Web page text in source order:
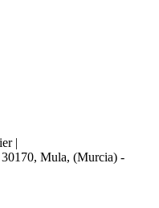
|
30170, Mula, (Murcia) -